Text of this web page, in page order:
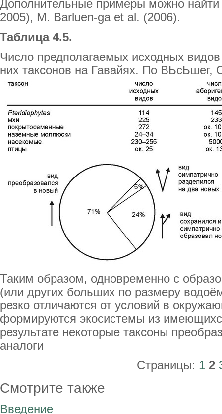
Дополнительные примеры можно
2005), М. Barluen-ga et al. (2006).
Таблица 4.5.
Число предполагаемых исходных
них таксонов на Гавайях. По ВЬсЬшег,
Таким образом, одновременно с
(или других больших по размеру
резко отличаются от условий в
формируются экосистемы из
результате некоторые таксоны
аналоги
Страницы: 1 2
Смотрите также
Введение